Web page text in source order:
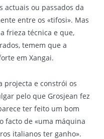
actuais ou passados da
entre os «tifosi». Mas
frieza técnica e que,
temem que a
em Xangai.
projecta e constrói os
pelo que Grosjean fez
ter feito um bom
facto de «uma máquina
italianos ter ganho».